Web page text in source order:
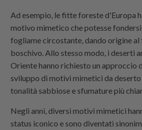
Ad esempio, le fitte foreste d'Europa
motivo mimetico che potesse
fogliame circostante, dando origine al
boschivo. Allo stesso modo, i deserti
Oriente hanno richiesto un approccio
sviluppo di motivi mimetici da
tonalità sabbiose e sfumature più
Negli anni, diversi motivi mimetici
status iconico e sono diventati